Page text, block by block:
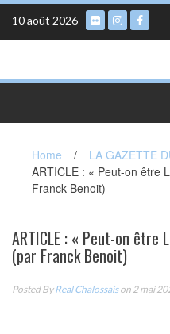
Skip
content
10 août 2026
Home / LA GAZETTE
ARTICLE : « Peut-on être
Franck Benoit)
ARTICLE : « Peut-on être
(par Franck Benoit)
Posted ByReal Chalossaison 2 mai